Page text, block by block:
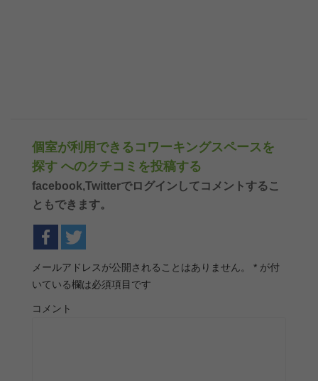
個室が利用できるコワーキングスペースを
探す へのクチコミを投稿する
facebook,Twitterでログインしてコメントするこ
ともできます。
メールアドレスが公開されることはありません。 * が付
いている欄は必須項目です
コメント